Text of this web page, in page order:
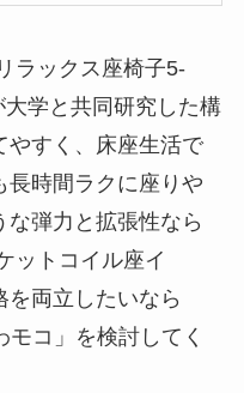
ラックス座椅子5-
学と共同研究した構
やすく、床座生活で
長時間ラクに座りや
弾力と拡張性なら
ットコイル座イ
を両立したいなら
モコ」を検討してく